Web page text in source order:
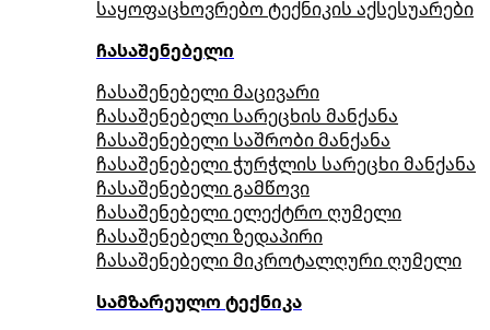
საყოფაცხოვრებო ტექნიკის აქსესუარები
ჩასაშენებელი
ჩასაშენებელი მაცივარი
ჩასაშენებელი სარეცხის მანქანა
ჩასაშენებელი საშრობი მანქანა
ჩასაშენებელი ჭურჭლის სარეცხი მანქანა
ჩასაშენებელი გამწოვი
ჩასაშენებელი ელექტრო ღუმელი
ჩასაშენებელი ზედაპირი
ჩასაშენებელი მიკროტალღური ღუმელი
სამზარეულო ტექნიკა